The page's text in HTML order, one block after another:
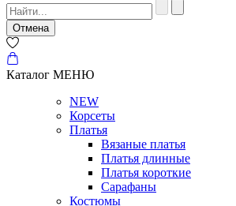
Отмена
Каталог МЕНЮ
NEW
Корсеты
Платья
Вязаные платья
Платья длинные
Платья короткие
Сарафаны
Костюмы